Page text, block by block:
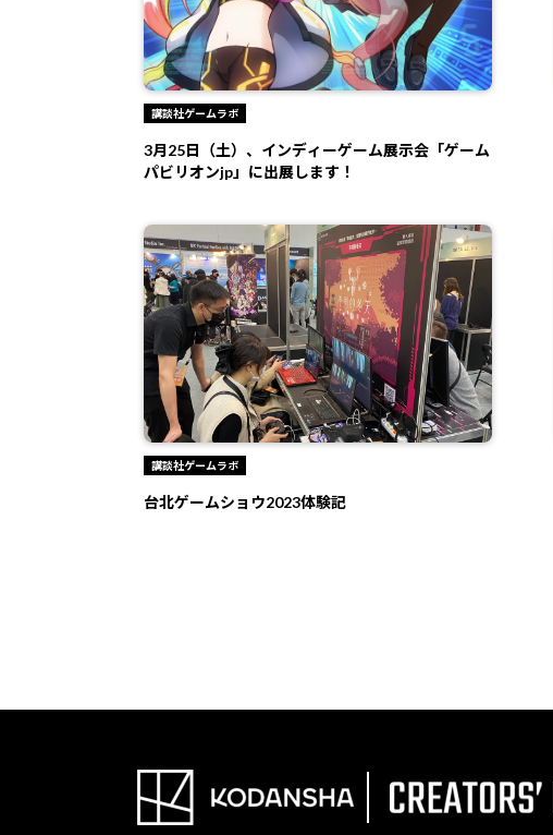
講談社ゲームラボ
3月25日（土）、インディーゲーム展示会「ゲーム
パビリオンjp」に出展します！
講談社ゲームラボ
台北ゲームショウ2023体験記